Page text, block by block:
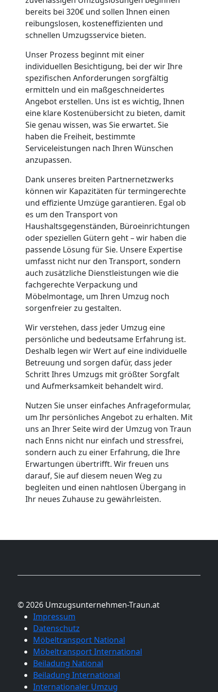
bereits bei 320€ und sollen Ihnen einen
reibungslosen, kosteneffizienten und
schnellen Umzugsservice bieten.
Unser Prozess beginnt mit einer
individuellen Besichtigung, bei der wir Ihre
spezifischen Anforderungen sorgfältig
ermitteln und ein maßgeschneidertes
Angebot erstellen. Uns ist es wichtig, Ihnen
eine klare Kostenübersicht zu bieten, damit
Sie genau wissen, was Sie erwartet. Sie
haben die Freiheit, bestimmte
Serviceleistungen nach Ihren Wünschen
anzupassen.
Dank unseres breiten Partnernetzwerks
können wir Kapazitäten für termingerechte
und effiziente Umzüge garantieren. Egal ob
es um den Transport von
Haushaltsgegenständen, Büroeinrichtungen
oder speziellen Gütern geht – wir haben die
passende Lösung für Sie. Unsere Expertise
umfasst nicht nur den Transport, sondern
auch zusätzliche Dienstleistungen wie die
fachgerechte Verpackung und
Möbelmontage, um Ihren Umzug noch
sorgenfreier zu gestalten.
Wir verstehen, dass jeder Umzug eine
persönliche und bedeutsame Erfahrung ist.
Deshalb legen wir Wert auf eine individuelle
Betreuung und sorgen dafür, dass jeder
Schritt Ihres Umzugs mit größter Sorgfalt
und Aufmerksamkeit behandelt wird.
Nutzen Sie unser einfaches Anfrageformular,
um Ihr persönliches Angebot zu erhalten. Mit
uns an Ihrer Seite wird der Umzug von Traun
nach Enns nicht nur einfach und stressfrei,
sondern auch zu einer Erfahrung, die Ihre
Erwartungen übertrifft. Wir freuen uns
darauf, Sie auf diesem neuen Weg zu
begleiten und einen nahtlosen Übergang in
Ihr neues Zuhause zu gewährleisten.
© 2026 Umzugsunternehmen-Traun.at
Impressum
Datenschutz
Möbeltransport National
Möbeltransport International
Beiladung National
Beiladung International
Internationaler Umzug